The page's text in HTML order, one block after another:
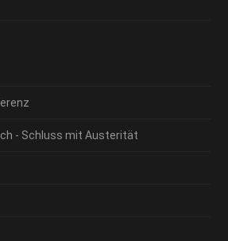
- Schluss mit Austerität